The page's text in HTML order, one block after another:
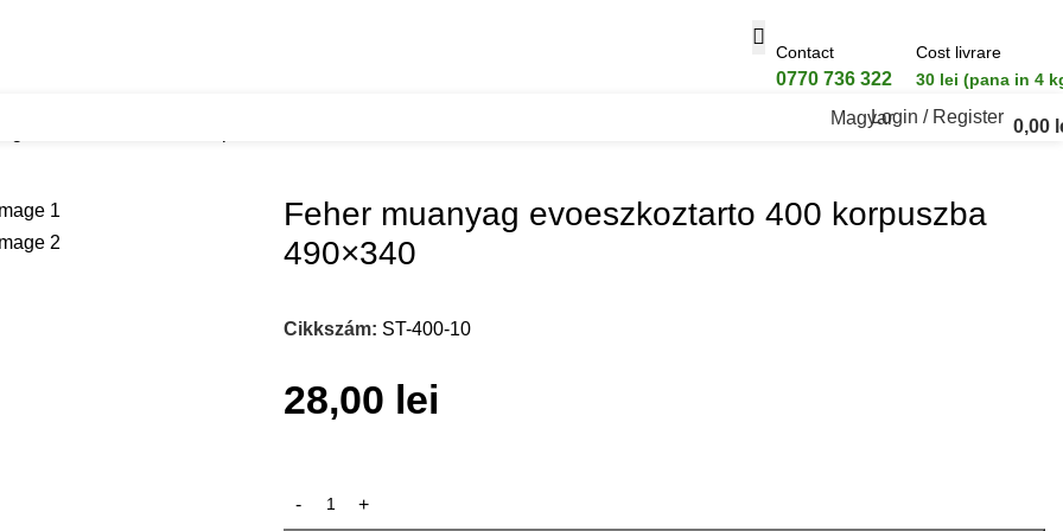
Contact
0770 736 322
Cost livrare
30 lei (pana in 4
MagyarLogin / Register 0,00
Feher muanyag evoeszkoztarto 400 korpuszba
490×340
Cikkszám: ST-400-10
28,00 lei